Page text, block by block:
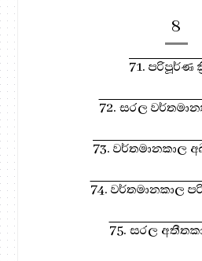
8
71. පරිපූර්ණ
72. සරල
73. වර්තමානකාල
74. වර්තමානකාල
75. සරල